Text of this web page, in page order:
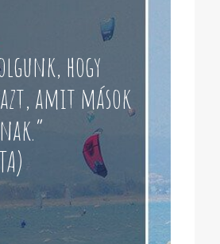
hogy
amit mások